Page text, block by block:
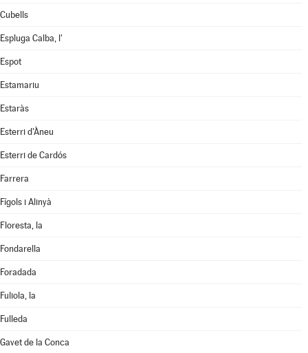
Cubells
Espluga Calba, l'
Espot
Estamariu
Estaràs
Esterri d'Àneu
Esterri de Cardós
Farrera
Fígols i Alinyà
Floresta, la
Fondarella
Foradada
Fuliola, la
Fulleda
Gavet de la Conca